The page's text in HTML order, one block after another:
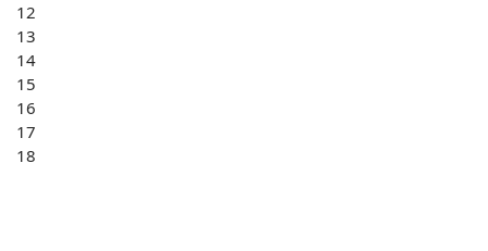
12
13
14
15
16
17
18